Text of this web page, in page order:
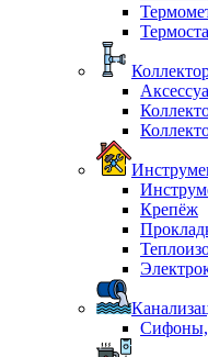
Крепёж
Сифоны,